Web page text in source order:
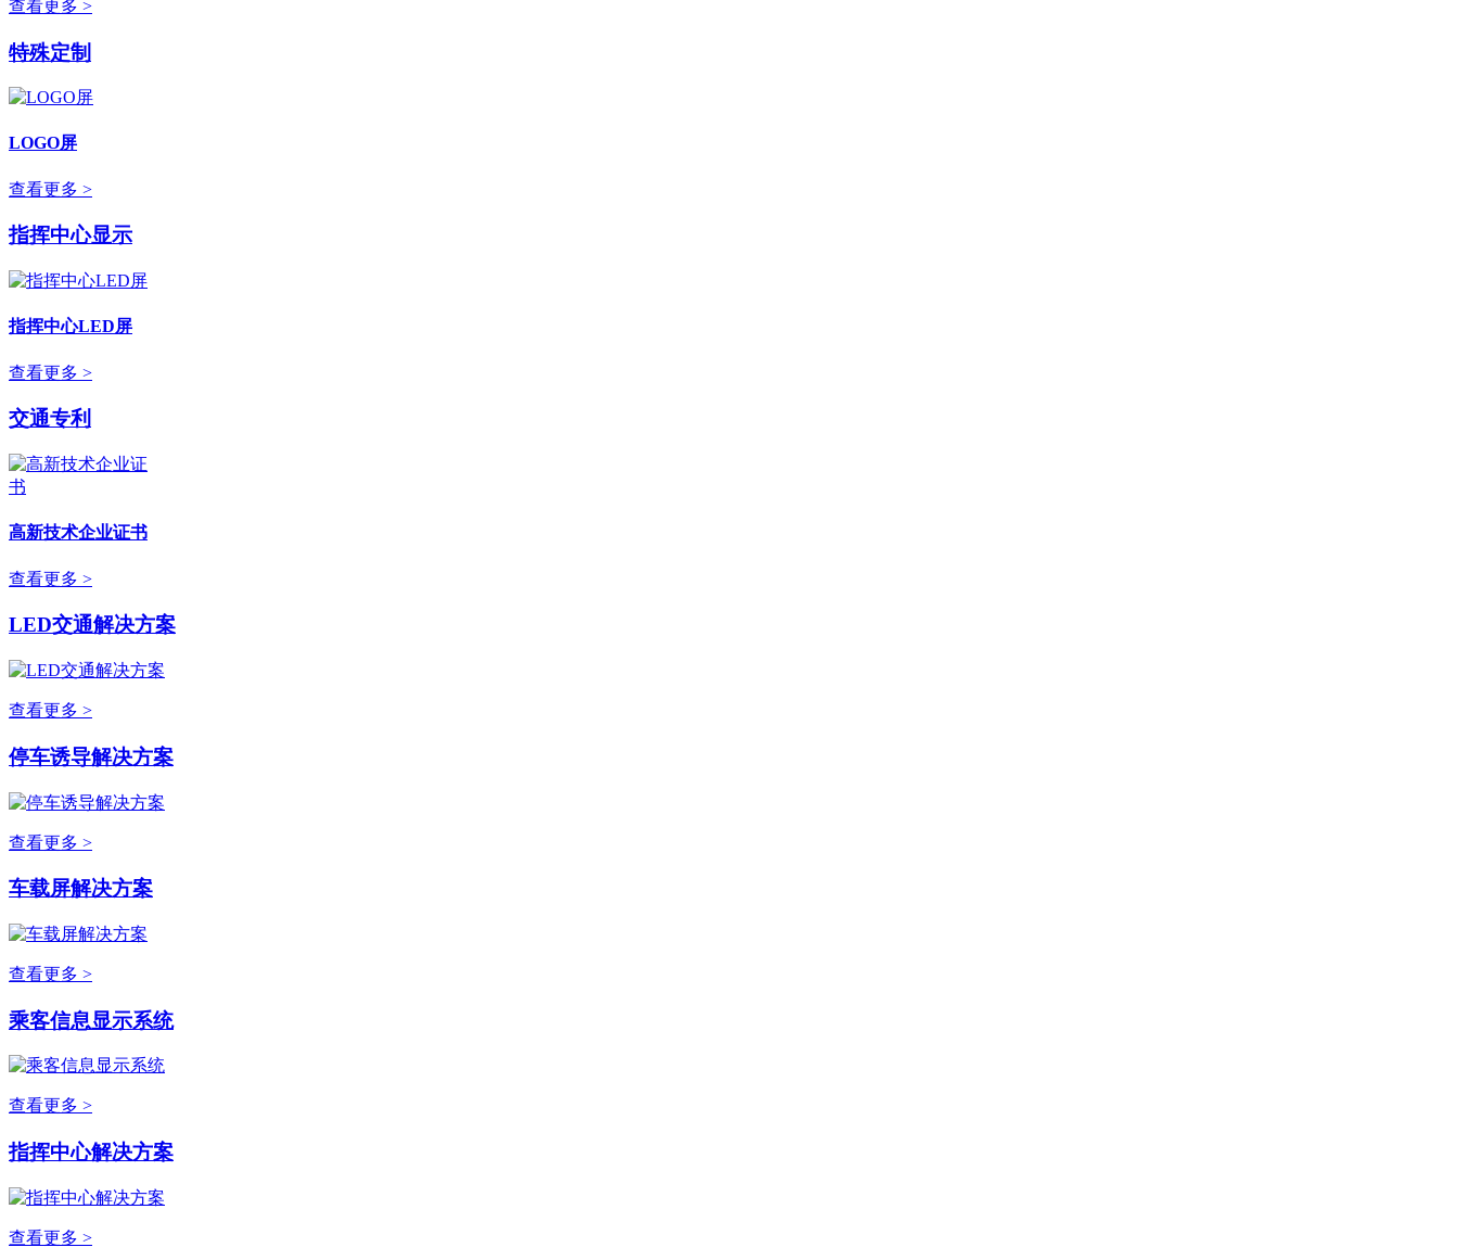
查看更多 >
特殊定制
LOGO屏
查看更多 >
指挥中心显示
指挥中心LED屏
查看更多 >
交通专利
高新技术企业证书
查看更多 >
LED交通解决方案
查看更多 >
停车诱导解决方案
查看更多 >
车载屏解决方案
查看更多 >
乘客信息显示系统
查看更多 >
指挥中心解决方案
查看更多 >